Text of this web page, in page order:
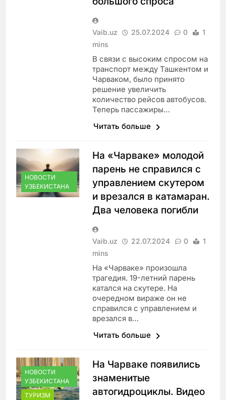
Vaib.uz 25.07.2024 0
1
mins
В связи с высоким спросом на
транспорт между Ташкентом и
Чарваком, было принято
решение увеличить
количество рейсов автобусов.
Теперь пассажиры…
Читать больше
НОВОСТИ
УЗБЕКИСТАНА
На «Чарваке» молодой
парень не справился с
управлением скутером
и врезался в катамаран.
Два человека погибли
Vaib.uz 22.07.2024 0
1
mins
На «Чарваке» произошла
трагедия. 19-летний парень
катался на скутере. На
очередном вираже он не
справился с управлением и
врезался в…
Читать больше
НОВОСТИ
УЗБЕКИСТАНА
ТУРИЗМ
На Чарваке появились
знаменитые
автогидроциклы. Видео